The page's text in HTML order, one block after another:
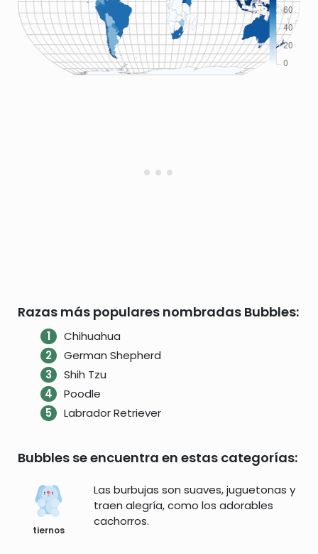
Razas más populares nombradas Bubbles:
Chihuahua
German Shepherd
Shih Tzu
Poodle
Labrador Retriever
Bubbles se encuentra en estas categorías:
tiernos
Las burbujas son suaves, juguetonas y
traen alegría, como los adorables
cachorros.